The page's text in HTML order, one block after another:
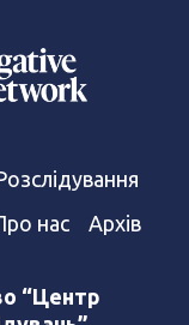
нас Архів
“Центр